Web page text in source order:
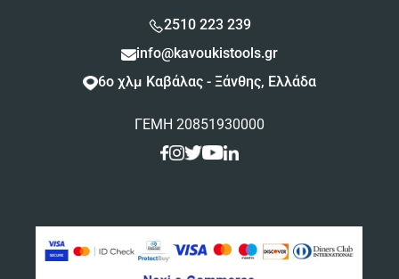
2510 223 239
info@kavoukistools.gr
6ο χλμ Καβάλας - Ξάνθης, Ελλάδα
ΓΕΜΗ 20851930000